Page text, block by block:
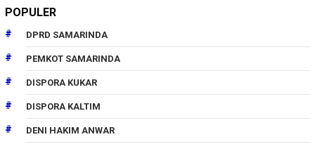
POPULER
DPRD SAMARINDA
PEMKOT SAMARINDA
DISPORA KUKAR
DISPORA KALTIM
DENI HAKIM ANWAR